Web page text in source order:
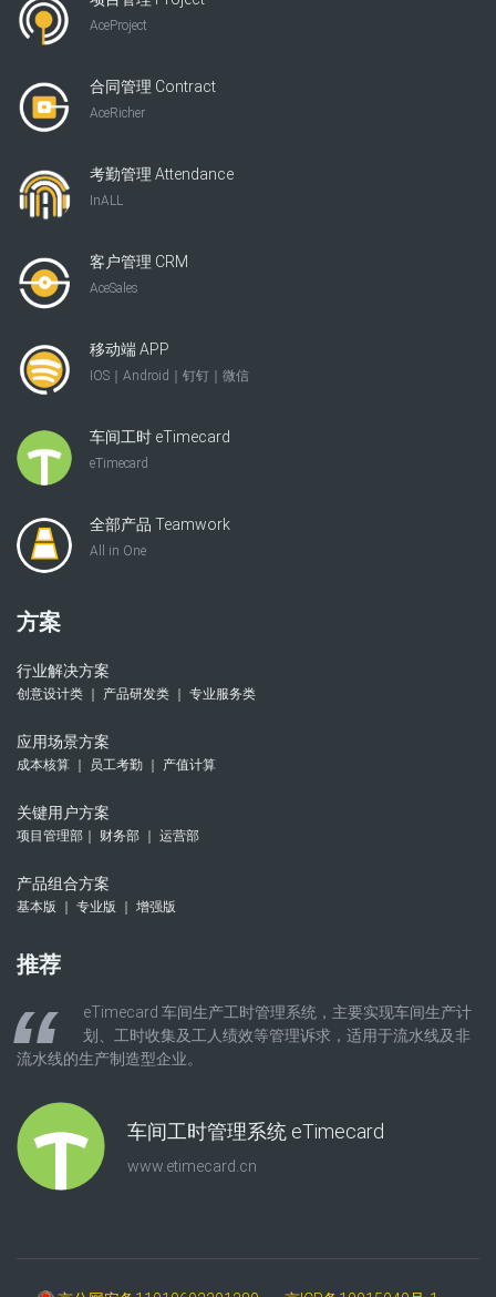
AceProject
合同管理 Contract
AceRicher
考勤管理 Attendance
InALL
客户管理 CRM
AceSales
移动端 APP
IOS｜Android｜钉钉｜微信
车间工时 eTimecard
eTimecard
全部产品 Teamwork
All in One
方案
行业解决方案
创意设计类 ｜ 产品研发类 ｜ 专业服务类
应用场景方案
成本核算 ｜ 员工考勤 ｜ 产值计算
关键用户方案
项目管理部｜ 财务部 ｜ 运营部
产品组合方案
基本版 ｜ 专业版 ｜ 增强版
推荐
eTimecard 车间生产工时管理系统，主要实现车间生产计
划、工时收集及工人绩效等管理诉求，适用于流水线及非
流水线的生产制造型企业。
车间工时管理系统 eTimecard
www.etimecard.cn